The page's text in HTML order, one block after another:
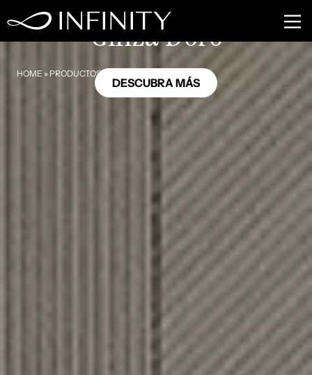
HOME » PRODUCTOS»
HL10
Ginza Doro
DESCUBRA MÁS